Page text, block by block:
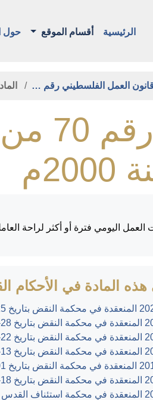
الرئيسية أقسام الموقع حول
قانون العمل الفلسطيني رقم …
اليومي فترة أو أكثر لراحة
المادة في الأحكام